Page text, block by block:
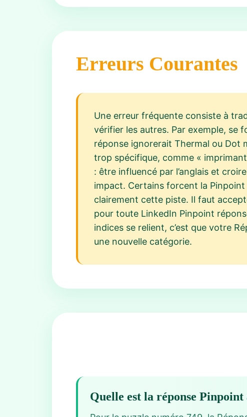
Erreurs Courantes
Une erreur fréquente consiste à
vérifier les autres. Par exemple, se
réponse ignorerait Thermal ou Dot
trop spécifique, comme «
: être influencé par l’anglais et
impact. Certains forcent la
clairement cette piste. Il faut
pour toute LinkedIn Pinpoint
indices se relient, c’est que votre
une nouvelle catégorie.
Quelle est la réponse